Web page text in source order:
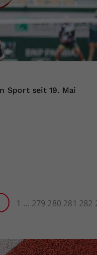
Sport seit 19. Mai
1 279 280 281 282